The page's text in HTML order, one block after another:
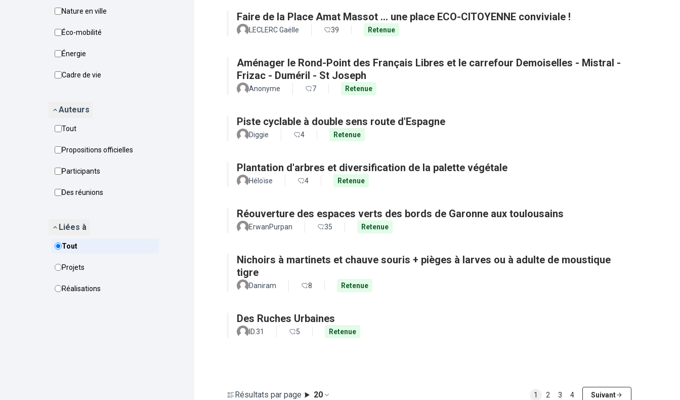
Nature en ville
Éco-mobilité
Énergie
Cadre de vie
Auteurs
Tout
Propositions officielles
Participants
Des réunions
Liées à
Tout
Projets
Réalisations
Faire de la Place Amat Massot ... une place ECO-CITOYENNE conviviale !
LECLERC Gaëlle 39 Retenue
Aménager le Rond-Point des Français Libres et le carrefour Demoiselles - Mistral -
Frizac - Duméril - St Joseph
Anonyme 7 Retenue
Piste cyclable à double sens route d'Espagne
Diggie 4 Retenue
Plantation d'arbres et diversification de la palette végétale
Héloïse 4 Retenue
Réouverture des espaces verts des bords de Garonne aux toulousains
ErwanPurpan 35 Retenue
Nichoirs à martinets et chauve souris + pièges à larves ou à adulte de moustique
tigre
Daniram 8 Retenue
Des Ruches Urbaines
ID.31 5 Retenue
Résultats par page : 20 1 2 3 4 Suivant